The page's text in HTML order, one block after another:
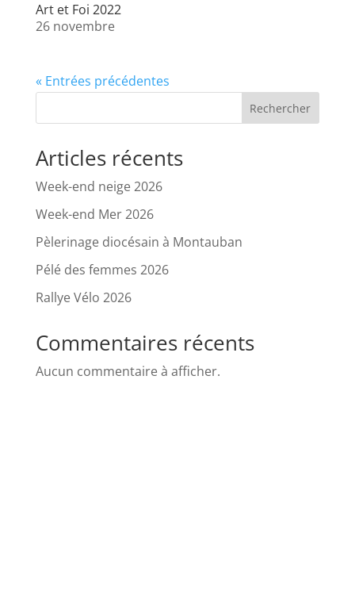
Art et Foi 2022
26 novembre
« Entrées précédentes
Rechercher
Articles récents
Week-end neige 2026
Week-end Mer 2026
Pèlerinage diocésain à Montauban
Pélé des femmes 2026
Rallye Vélo 2026
Commentaires récents
Aucun commentaire à afficher.